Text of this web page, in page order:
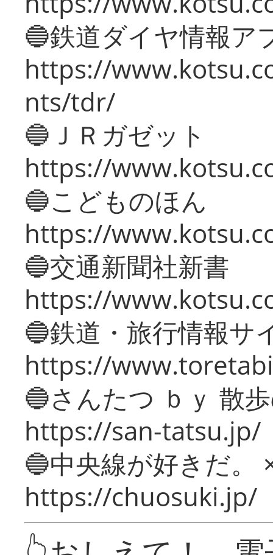
🔵鉄道ダイヤ情報ア
https://
nts/tdr/
🔵ＪＲガゼット
https://
🔵こどものほん
https://
🔵交通新聞社新書
https://
🔵鉄道・旅行情報サ
https://
🔵さんたつ ｂｙ 散
https://san-tatsu.jp/
🔵中央線が好きだ。
https://chuosuki.jp/